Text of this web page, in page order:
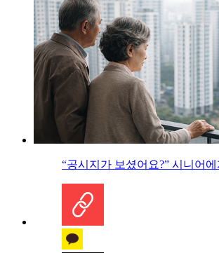
“공시지가 보셨어요?” 시니어